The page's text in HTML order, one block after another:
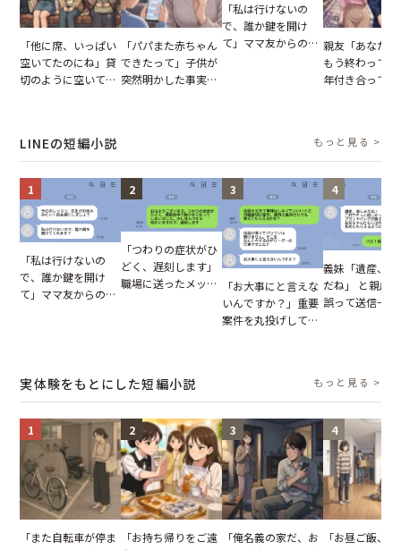
「他に席、いっぱい
空いてたのにね」貸
切のように空いてる
「パパまた赤ちゃん
できたって」子供が
突然明かした事実。
「私は行けないの
で、誰か鍵を開け
て」ママ友からの
親友「あなた
もう終わって
年付き合って
LINEの短編小説 もっと見る >
1
「私は行けないの
で、誰か鍵を開け
て」ママ友からの
2
「つわりの症状がひ
どく、遅刻します」
職場に送ったメッセ
3
「お大事にと言えな
いんですか？」重要
案件を丸投げして休
4
義妹「遺産、
だね」 と親戚
誤って送信→夫
実体験をもとにした短編小説 もっと見る >
1
「また自転車が停ま
2
「お持ち帰りをご遠
3
「俺名義の家だ、お
4
「お昼ご飯、